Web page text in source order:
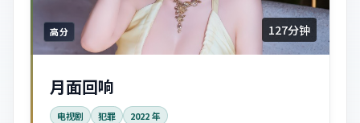
高分 127分钟
月面回响
电视剧 犯罪 2022年